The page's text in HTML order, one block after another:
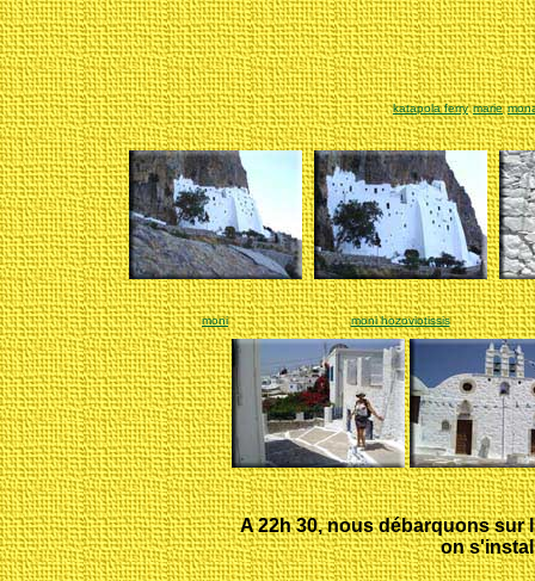
katapola ferry marie
moni moni hozoviotissis
A 22h 30, nous débarquons sur
on